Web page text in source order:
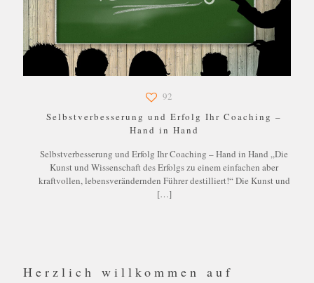
92
Selbstverbesserung und Erfolg Ihr Coaching –
Hand in Hand
Selbstverbesserung und Erfolg Ihr Coaching – Hand in Hand „Die
Kunst und Wissenschaft des Erfolgs zu einem einfachen aber
kraftvollen, lebensverändernden Führer destilliert!“ Die Kunst und
[…]
Herzlich willkommen auf